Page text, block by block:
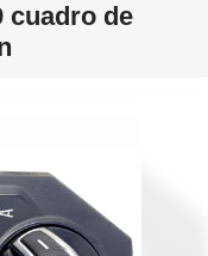
cuadro de